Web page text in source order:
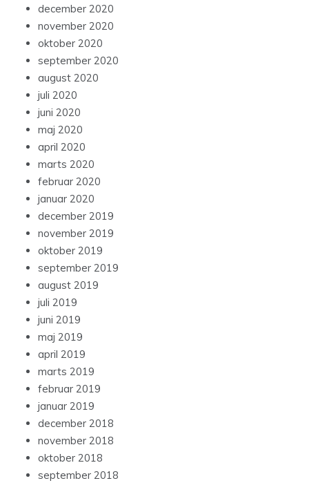
december 2020
november 2020
oktober 2020
september 2020
august 2020
juli 2020
juni 2020
maj 2020
april 2020
marts 2020
februar 2020
januar 2020
december 2019
november 2019
oktober 2019
september 2019
august 2019
juli 2019
juni 2019
maj 2019
april 2019
marts 2019
februar 2019
januar 2019
december 2018
november 2018
oktober 2018
september 2018